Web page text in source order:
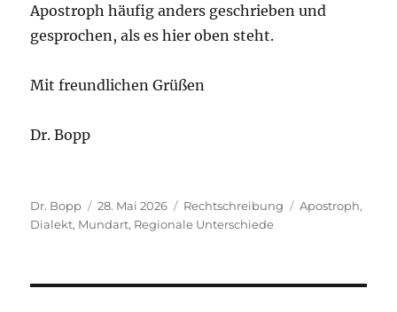
Apostroph häufig anders geschrieben und
gesprochen, als es hier oben steht.
Mit freundlichen Grüßen
Dr. Bopp
Autor
Dr. Bopp
Veröffentlicht
am
28. Mai 2026 Kategorien
Rechtschreibung Schlagwörter
Apostroph,
Dialekt, Mundart, Regionale Unterschiede